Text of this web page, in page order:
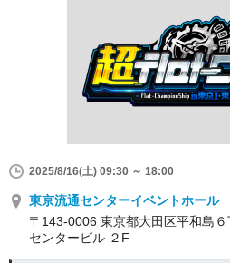
2025/8/16(土) 09:30 ～ 18:00
東京流通センターイベントホー
〒143-0006 東京都大田区平和島
センタービル ２F